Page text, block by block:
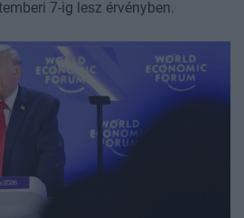
7-ig lesz érvényben.